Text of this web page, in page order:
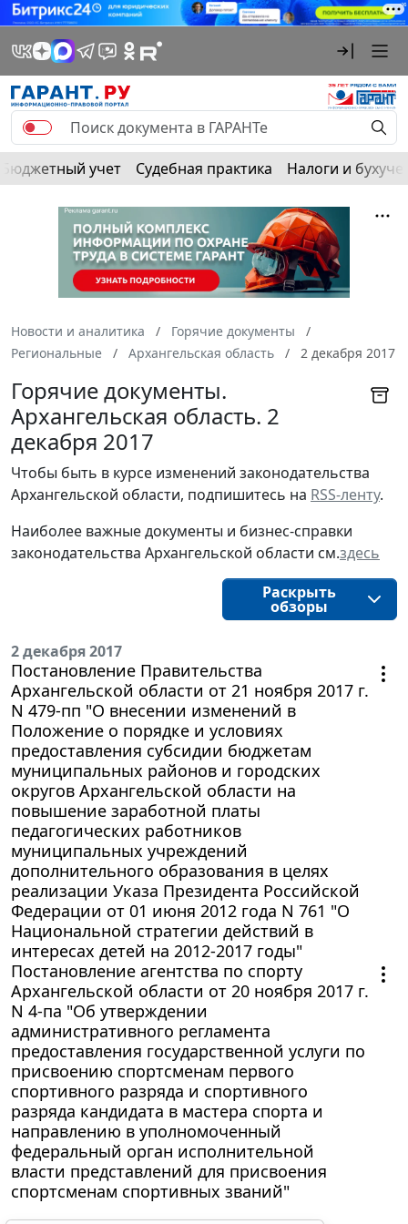
Бюджетный учет Судебная практика Налоги и
Новости и аналитика
Горячие документы
Региональные
Архангельская область 2 декабря 2017
Горячие документы.
Архангельская область. 2
декабря 2017
Чтобы быть в курсе изменений законодательства
Архангельской области, подпишитесь на RSS-ленту.
Наиболее важные документы и бизнес-справки
законодательства Архангельской области см.здесь
Раскрыть
обзоры
2 декабря 2017
Постановление Правительства
Архангельской области от 21 ноября 2017 г.
N 479-пп "О внесении изменений в
Положение о порядке и условиях
предоставления субсидии бюджетам
муниципальных районов и городских
округов Архангельской области на
повышение заработной платы
педагогических работников
муниципальных учреждений
дополнительного образования в целях
реализации Указа Президента Российской
Федерации от 01 июня 2012 года N 761 "О
Национальной стратегии действий в
интересах детей на 2012-2017 годы"
Постановление агентства по спорту
Архангельской области от 20 ноября 2017 г.
N 4-па "Об утверждении
административного регламента
предоставления государственной услуги по
присвоению спортсменам первого
спортивного разряда и спортивного
разряда кандидата в мастера спорта и
направлению в уполномоченный
федеральный орган исполнительной
власти представлений для присвоения
спортсменам спортивных званий"